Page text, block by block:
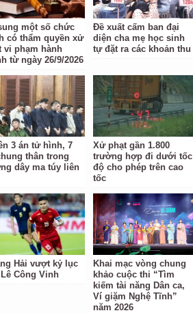
một số chức
có thẩm quyền xử
vi phạm hành
từ ngày 26/9/2026
Đề xuất cấm ban đại
diện cha mẹ học sinh
tự đặt ra các khoản thu
3 án tử hình, 7
thân trong
dây ma túy liên
Xử phạt gần 1.800
trường hợp đi dưới tốc
độ cho phép trên cao
tốc
Hải vượt kỷ lục
Công Vinh
Khai mạc vòng chung
khảo cuộc thi “Tìm
kiếm tài năng Dân ca,
Ví giặm Nghệ Tĩnh”
năm 2026